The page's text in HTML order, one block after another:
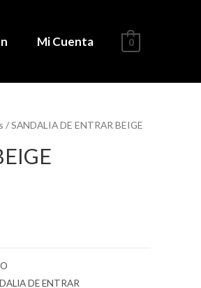
Mi Cuenta 0
/ SANDALIA DE ENTRAR BEIGE
DE ENTRAR